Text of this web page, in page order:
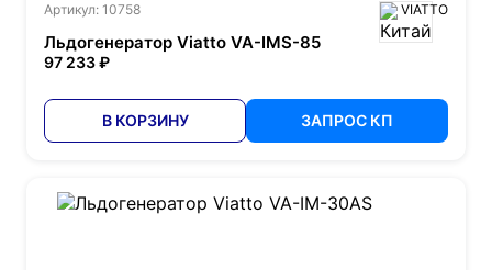
Артикул: 10758 VIATTO
Льдогенератор Viatto VA-IMS-85
97 233 ₽
В КОРЗИНУ ЗАПРОС КП